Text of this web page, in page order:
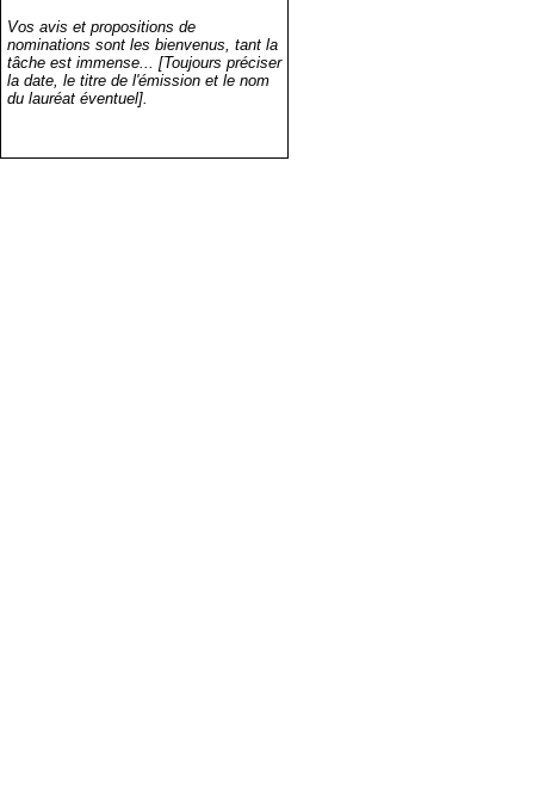
Vos avis et propositions de
nominations sont les bienvenus, tant la
tâche est immense... [Toujours préciser
la date, le titre de l'émission et le nom
du lauréat éventuel].